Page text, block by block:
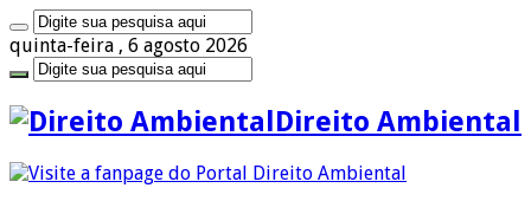
quinta-feira , 6 agosto 2026
Direito Ambiental